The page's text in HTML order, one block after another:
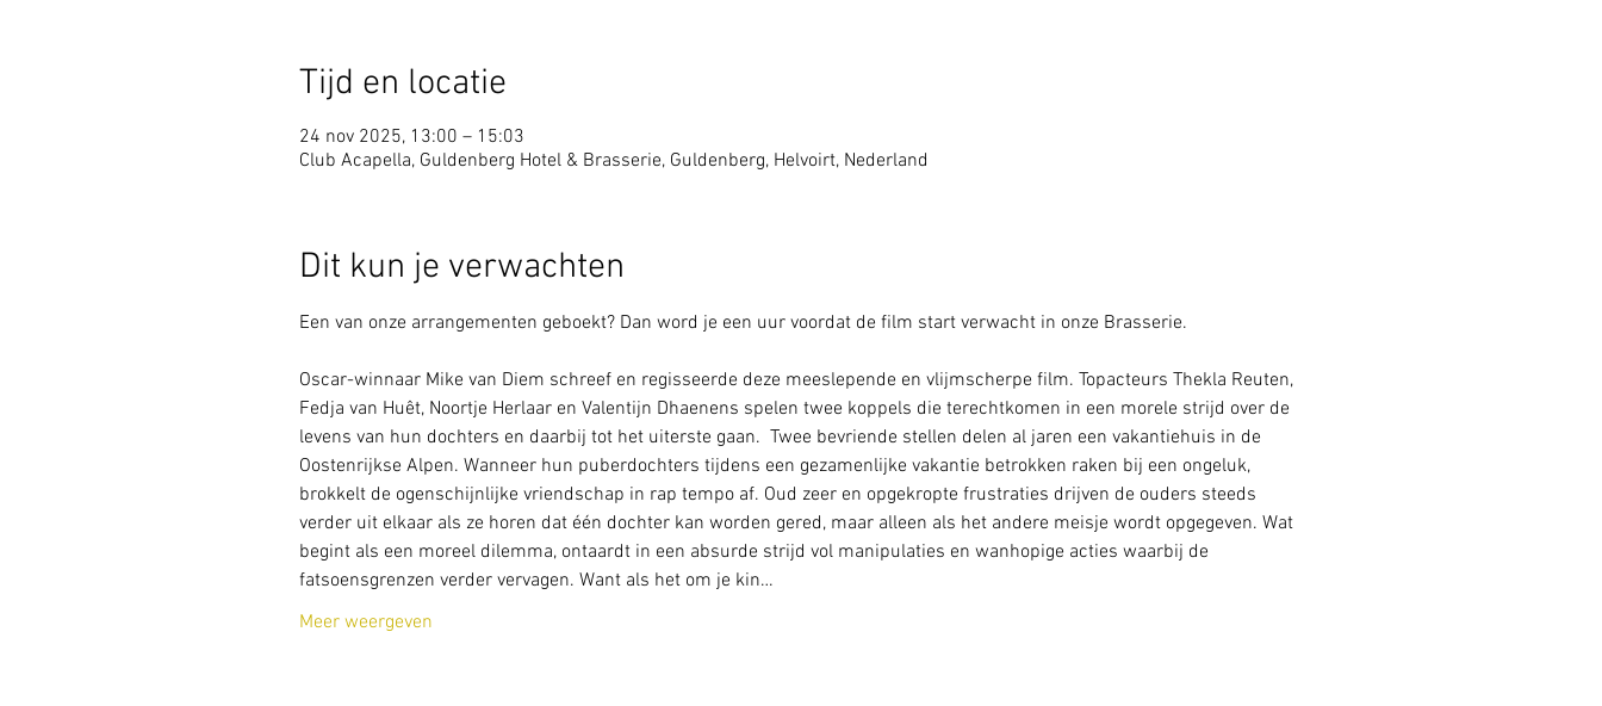
Tijd en locatie
24 nov 2025, 13:00 – 15:03
Club Acapella, Guldenberg Hotel & Brasserie, Guldenberg, Helvoirt, Nederland
Dit kun je verwachten
Een van onze arrangementen geboekt? Dan word je een uur voordat de film start verwacht in onze Brasserie.
Oscar-winnaar Mike van Diem schreef en regisseerde deze meeslepende en vlijmscherpe film. Topacteurs Thekla Reuten,
Fedja van Huêt, Noortje Herlaar en Valentijn Dhaenens spelen twee koppels die terechtkomen in een morele strijd over de
levens van hun dochters en daarbij tot het uiterste gaan.  Twee bevriende stellen delen al jaren een vakantiehuis in de
Oostenrijkse Alpen. Wanneer hun puberdochters tijdens een gezamenlijke vakantie betrokken raken bij een ongeluk,
brokkelt de ogenschijnlijke vriendschap in rap tempo af. Oud zeer en opgekropte frustraties drijven de ouders steeds
verder uit elkaar als ze horen dat één dochter kan worden gered, maar alleen als het andere meisje wordt opgegeven. Wat
begint als een moreel dilemma, ontaardt in een absurde strijd vol manipulaties en wanhopige acties waarbij de
fatsoensgrenzen verder vervagen. Want als het om je kin…
Meer weergeven